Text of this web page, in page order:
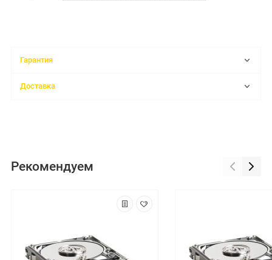
Гарантия
Доставка
Рекомендуем